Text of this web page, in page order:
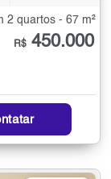
2 quartos - 67 m²
R$ 450.000